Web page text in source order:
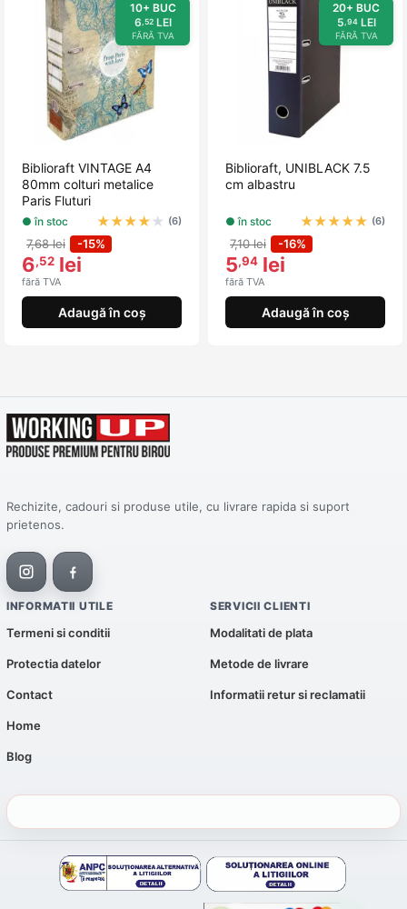
10+ BUC
6 ,52LEI
FĂRĂ TVA
Biblioraft VINTAGE A4
80mm colturi metalice
Paris Fluturi
● în stoc ★★★★ ★ (6)
7,68 lei -15%
6,52 lei
fără TVA
Adaugă în coș
20+ BUC
5 ,94LEI
FĂRĂ TVA
Biblioraft, UNIBLACK 7.5
cm albastru
● în stoc ★★★★★ (6)
7,10 lei -16%
5,94 lei
fără TVA
Adaugă în coș
Rechizite, cadouri si produse utile, cu livrare rapida si suport
prietenos.
INFORMATII UTILE
Termeni si conditii
Protectia datelor
Contact
Home
Blog
SERVICII CLIENTI
Modalitati de plata
Metode de livrare
Informatii retur si reclamatii